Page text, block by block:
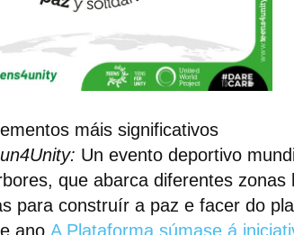
máis significativos
Un evento deportivo
que abarca diferentes zonas
para construír a paz e facer do
anoA Plataforma súmase á